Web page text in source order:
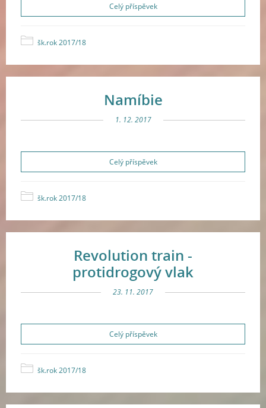
Celý příspěvek
šk.rok 2017/18
Namíbie
1. 12. 2017
Celý příspěvek
šk.rok 2017/18
Revolution train -
protidrogový vlak
23. 11. 2017
Celý příspěvek
šk.rok 2017/18